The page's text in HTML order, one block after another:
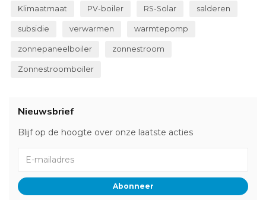
Klimaatmaat PV-boiler RS-Solar salderen
subsidie verwarmen warmtepomp
zonnepaneelboiler zonnestroom
Zonnestroomboiler
Nieuwsbrief
Blijf op de hoogte over onze laatste acties
Abonneer